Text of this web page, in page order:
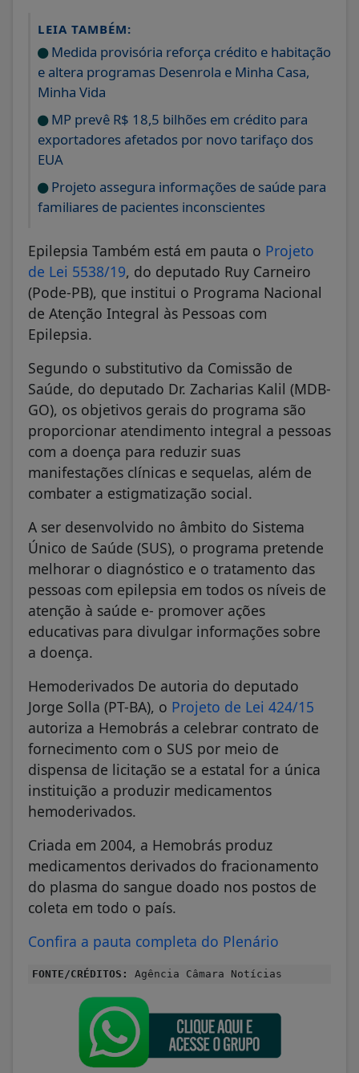
LEIA TAMBÉM:
Medida provisória reforça crédito e habitação
e altera programas Desenrola e Minha Casa,
Minha Vida
MP prevê R$ 18,5 bilhões em crédito para
exportadores afetados por novo tarifaço dos
EUA
Projeto assegura informações de saúde para
familiares de pacientes inconscientes
Epilepsia Também está em pauta o Projeto
de Lei 5538/19, do deputado Ruy Carneiro
(Pode-PB), que institui o Programa Nacional
de Atenção Integral às Pessoas com
Epilepsia.
Segundo o substitutivo da Comissão de
Saúde, do deputado Dr. Zacharias Kalil (MDB-
GO), os objetivos gerais do programa são
proporcionar atendimento integral a pessoas
com a doença para reduzir suas
manifestações clínicas e sequelas, além de
combater a estigmatização social.
A ser desenvolvido no âmbito do Sistema
Único de Saúde (SUS), o programa pretende
melhorar o diagnóstico e o tratamento das
pessoas com epilepsia em todos os níveis de
atenção à saúde e- promover ações
educativas para divulgar informações sobre
a doença.
Hemoderivados De autoria do deputado
Jorge Solla (PT-BA), o Projeto de Lei 424/15
autoriza a Hemobrás a celebrar contrato de
fornecimento com o SUS por meio de
dispensa de licitação se a estatal for a única
instituição a produzir medicamentos
hemoderivados.
Criada em 2004, a Hemobrás produz
medicamentos derivados do fracionamento
do plasma do sangue doado nos postos de
coleta em todo o país.
Confira a pauta completa do Plenário
FONTE/CRÉDITOS: Agência Câmara Notícias